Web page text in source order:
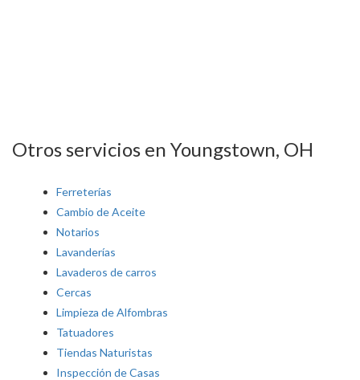
Otros servicios en Youngstown, OH
Ferreterías
Cambio de Aceite
Notarios
Lavanderías
Lavaderos de carros
Cercas
Limpieza de Alfombras
Tatuadores
Tiendas Naturistas
Inspección de Casas